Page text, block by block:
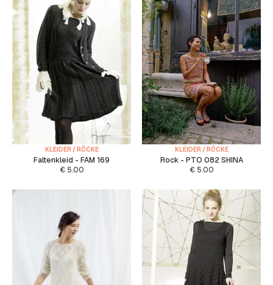
KLEIDER / RÖCKE
Faltenkleid - FAM 169
€5.00
KLEIDER / RÖCKE
Rock - PTO 082 SHINA
€5.00